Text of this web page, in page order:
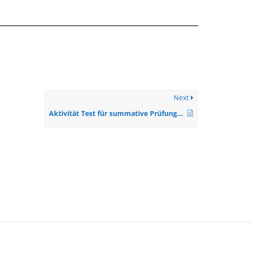
Next
Aktivität Test für summative Prüfung anlegen (A2, Anleitung)